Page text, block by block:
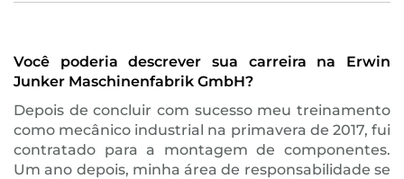
Você poderia descrever sua carreira na Erwin
Junker Maschinenfabrik GmbH?
Depois de concluir com sucesso meu treinamento
como mecânico industrial na primavera de 2017, fui
contratado para a montagem de componentes.
Um ano depois, minha área de responsabilidade se